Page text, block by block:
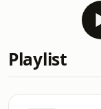
Playlist